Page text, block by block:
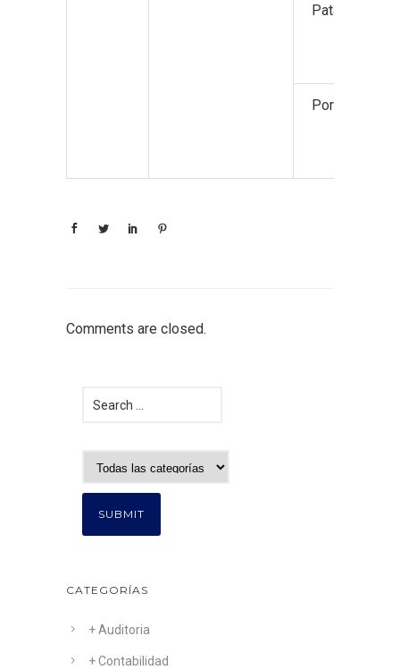
Patata.
Porcino de
Comments are closed.
CATEGORÍAS
+ Auditoria
+ Contabilidad